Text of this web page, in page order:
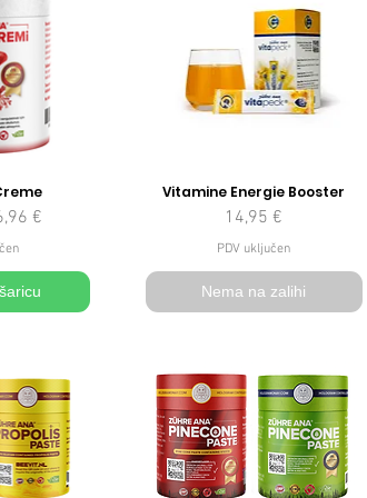
s popustom
€
Vitamine Energie Booster
Cijena
14,95 €
PDV uključen
Nema na zalihi